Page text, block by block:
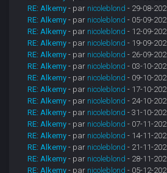
RE: Alkemy - par nicoleblond - 29-08-
RE: Alkemy - par nicoleblond - 05-09-
RE: Alkemy - par nicoleblond - 12-09-
RE: Alkemy - par nicoleblond - 19-09-
RE: Alkemy - par nicoleblond - 26-09-
RE: Alkemy - par nicoleblond - 03-10-
RE: Alkemy - par nicoleblond - 09-10-
RE: Alkemy - par nicoleblond - 17-10-
RE: Alkemy - par nicoleblond - 24-10-
RE: Alkemy - par nicoleblond - 31-10-
RE: Alkemy - par nicoleblond - 07-11-
RE: Alkemy - par nicoleblond - 14-11-
RE: Alkemy - par nicoleblond - 21-11-
RE: Alkemy - par nicoleblond - 28-11-
RE: Alkemy - par nicoleblond - 05-12-